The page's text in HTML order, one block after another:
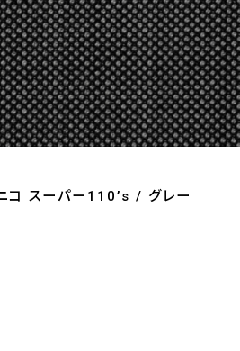
コ スーパー110’s / グレー